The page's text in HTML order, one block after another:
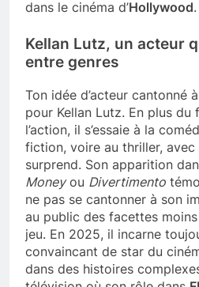
dans le cinéma d’Hollywood.
Kellan Lutz, un acteur
entre genres
Ton idée d’acteur cantonné
pour Kellan Lutz. En plus du
l’action, il s’essaie à la
fiction, voire au thriller, avec
surprend. Son apparition
Moneyou Divertimento
ne pas se cantonner à son
au public des facettes
jeu. En 2025, il incarne
convaincant de star du
dans des histoires